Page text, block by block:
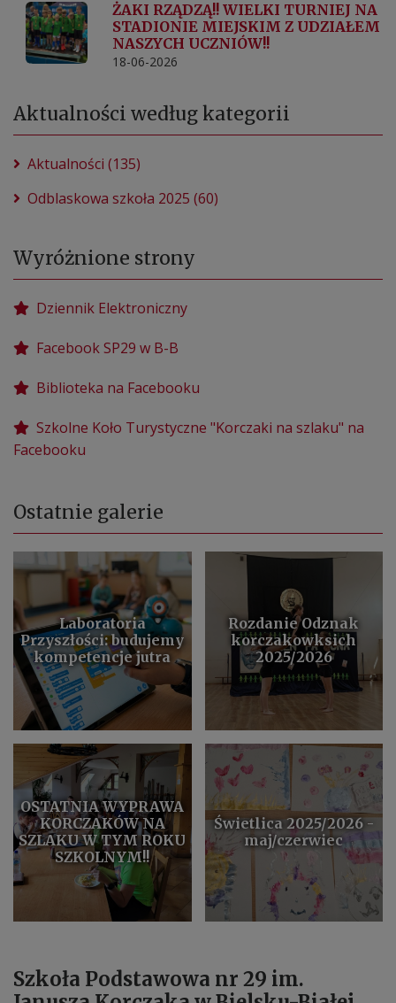
ŻAKI RZĄDZĄ!! WIELKI TURNIEJ NA
STADIONIE MIEJSKIM Z UDZIAŁEM
NASZYCH UCZNIÓW!!
18-06-2026
Aktualności według kategorii
Aktualności (135)
Odblaskowa szkoła 2025 (60)
Wyróżnione strony
Dziennik Elektroniczny
Facebook SP29 w B-B
Biblioteka na Facebooku
Szkolne Koło Turystyczne "Korczaki na szlaku" na
Facebooku
Ostatnie galerie
Laboratoria
Przyszłości: budujemy
kompetencje jutra
Rozdanie Odznak
korczakowksich
2025/2026
OSTATNIA WYPRAWA
KORCZAKÓW NA
SZLAKU W TYM ROKU
SZKOLNYM!!
Świetlica 2025/2026 -
maj/czerwiec
Szkoła Podstawowa nr 29 im.